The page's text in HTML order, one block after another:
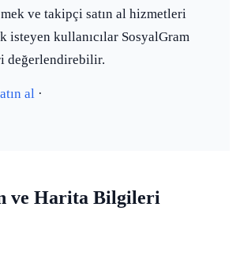
ve takipçi satın al hizmetleri
isteyen kullanıcılar SosyalGram
değerlendirebilir.
al ·
ve Harita Bilgileri